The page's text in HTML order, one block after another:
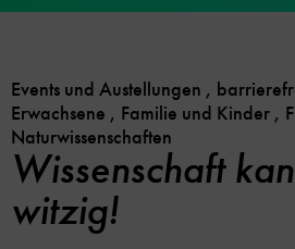
Events und Austellungen ,
Erwachsene , Familie und Kinder ,
Naturwissenschaften
Wissenschaft
witzig!